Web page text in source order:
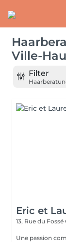
Ville-
Filter
Eric et
13, Rue du Fossé
Une passion